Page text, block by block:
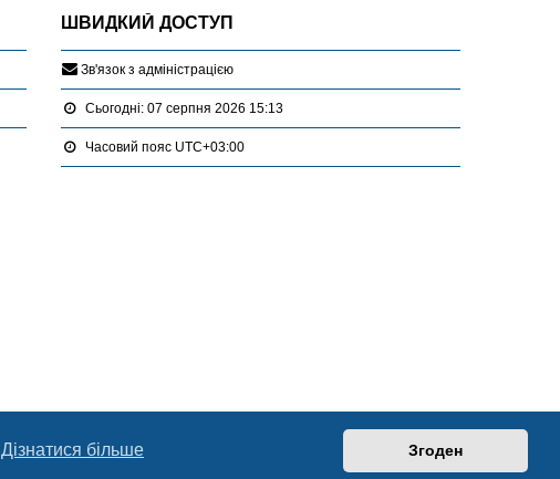
Дізнатися більше Згоден
ШВИДКИЙ ДОСТУП
Зв'язок з адміністрацією
Сьогодні: 07 серпня 2026 15:13
Часовий пояс UTC+03:00